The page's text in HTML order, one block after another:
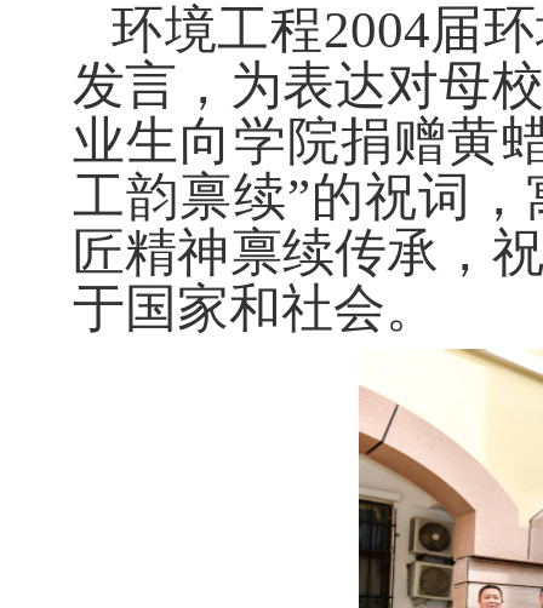
环境工程2004届
发言，为表达对母
业生向学院捐赠黄
工韵禀续”的祝词
匠精神禀续传承，
于国家和社会。